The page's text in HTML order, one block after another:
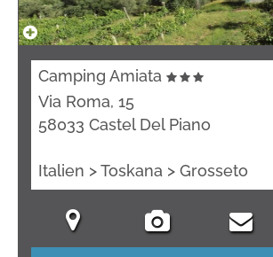
Camping Amiata
Via Roma, 15
58033 Castel Del Piano
Italien > Toskana > Grosseto